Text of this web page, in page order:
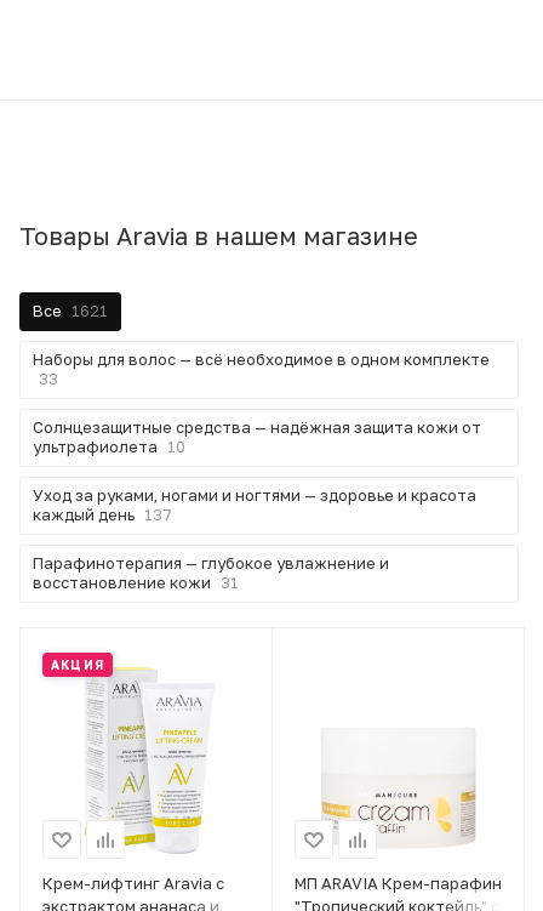
Товары Aravia в нашем магазине
Все 1621
Наборы для волос — всё необходимое в одном комплекте
33
Солнцезащитные средства — надёжная защита кожи от
ультрафиолета
10
Уход за руками, ногами и ногтями — здоровье и красота
каждый день 137
Парафинотерапия — глубокое увлажнение и
восстановление кожи
31
АКЦИЯ
Крем-лифтинг Aravia с
экстрактом ананаса и
МП ARAVIA Крем-парафин
"Тропический коктейль" с